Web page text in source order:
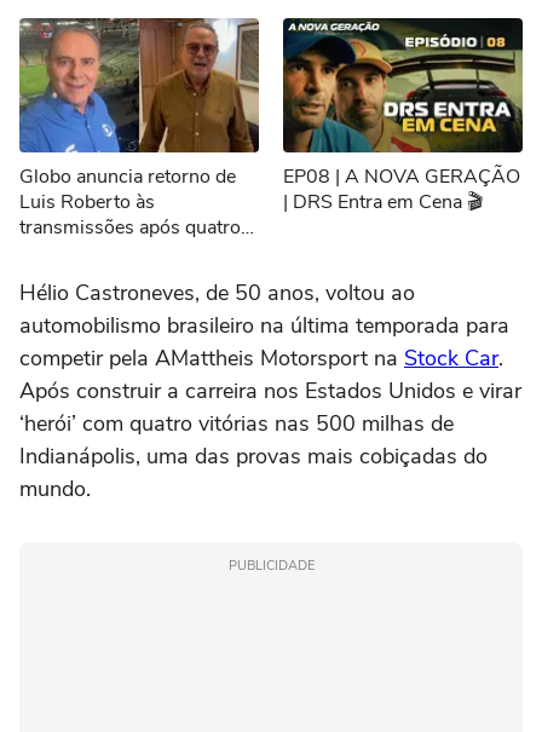
Globo anuncia retorno de
Luis Roberto às
transmissões após quatro
EP08 | A NOVA GERAÇÃO
| DRS Entra em Cena 🎬
Hélio Castroneves, de 50 anos, voltou ao
automobilismo brasileiro na última temporada para
competir pela AMattheis Motorsport na Stock Car.
Após construir a carreira nos Estados Unidos e virar
‘herói’ com quatro vitórias nas 500 milhas de
Indianápolis, uma das provas mais cobiçadas do
mundo.
PUBLICIDADE